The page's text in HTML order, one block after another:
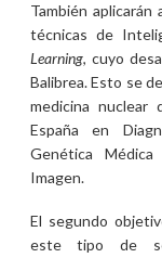
También
técnicas de
Learning, cuyo
Balibrea. Esto se
medicina nuclear
España en
Genética
Imagen.
El segundo
este tipo de